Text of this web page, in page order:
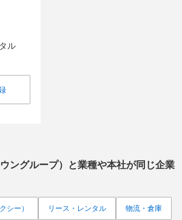
ル
ングループ）
と業種や本社が同じ企業
シー） リース・レンタル 物流・倉庫